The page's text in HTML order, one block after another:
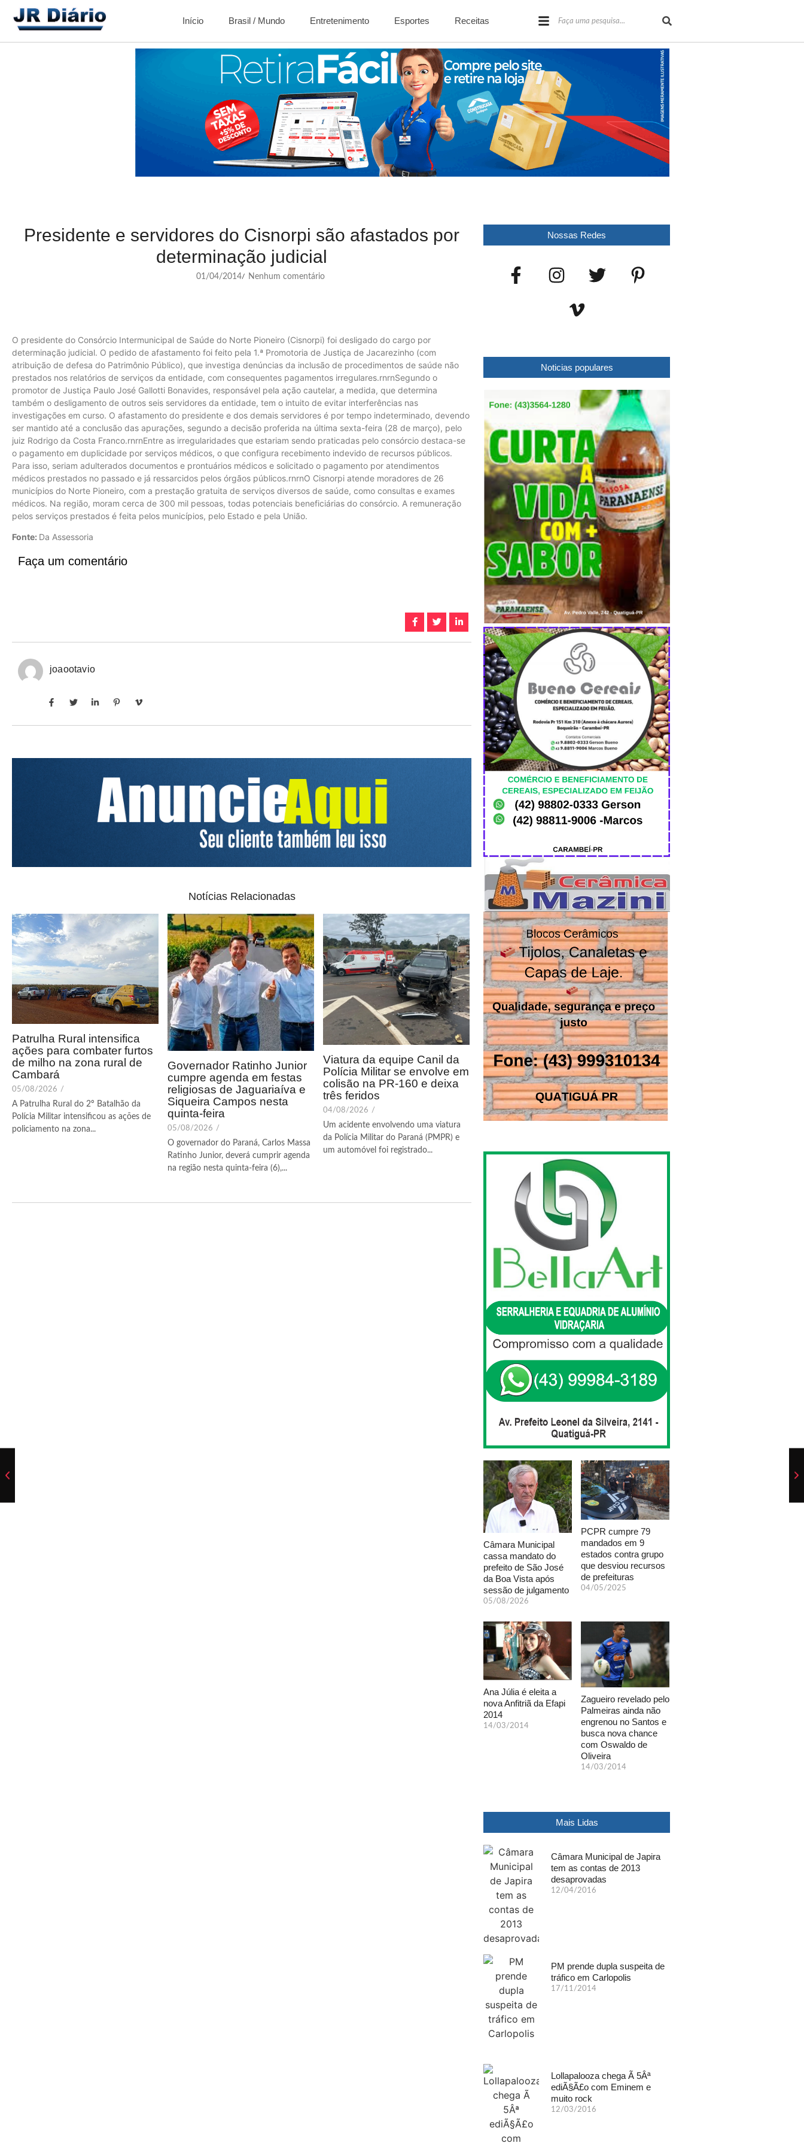
Início Brasil / Mundo Entretenimento Esportes Receitas
Presidente e servidores do Cisnorpi são afastados por
determinação judicial
01/04/2014/ Nenhum comentário
O presidente do Consórcio Intermunicipal de Saúde do Norte Pioneiro (Cisnorpi) foi desligado do cargo por
determinação judicial. O pedido de afastamento foi feito pela 1.ª Promotoria de Justiça de Jacarezinho (com
atribuição de defesa do Patrimônio Público), que investiga denúncias da inclusão de procedimentos de saúde não
prestados nos relatórios de serviços da entidade, com consequentes pagamentos irregulares.rnrnSegundo o
promotor de Justiça Paulo José Gallotti Bonavides, responsável pela ação cautelar, a medida, que determina
também o desligamento de outros seis servidores da entidade, tem o intuito de evitar interferências nas
investigações em curso. O afastamento do presidente e dos demais servidores é por tempo indeterminado, devendo
ser mantido até a conclusão das apurações, segundo a decisão proferida na última sexta-feira (28 de março), pelo
juiz Rodrigo da Costa Franco.rnrnEntre as irregularidades que estariam sendo praticadas pelo consórcio destaca-se
o pagamento em duplicidade por serviços médicos, o que configura recebimento indevido de recursos públicos.
Para isso, seriam adulterados documentos e prontuários médicos e solicitado o pagamento por atendimentos
médicos prestados no passado e já ressarcidos pelos órgãos públicos.rnrnO Cisnorpi atende moradores de 26
municípios do Norte Pioneiro, com a prestação gratuita de serviços diversos de saúde, como consultas e exames
médicos. Na região, moram cerca de 300 mil pessoas, todas potenciais beneficiárias do consórcio. A remuneração
pelos serviços prestados é feita pelos municípios, pelo Estado e pela União.
Fonte: Da Assessoria
Faça um comentário
joaootavio
Notícias Relacionadas
Patrulha Rural intensifica
ações para combater furtos
de milho na zona rural de
Cambará
05/08/2026 /
A Patrulha Rural do 2º Batalhão da
Polícia Militar intensificou as ações de
policiamento na zona...
Governador Ratinho Junior
cumpre agenda em festas
religiosas de Jaguariaíva e
Siqueira Campos nesta
quinta-feira
05/08/2026 /
O governador do Paraná, Carlos Massa
Ratinho Junior, deverá cumprir agenda
na região nesta quinta-feira (6),...
Viatura da equipe Canil da
Polícia Militar se envolve em
colisão na PR-160 e deixa
três feridos
04/08/2026 /
Um acidente envolvendo uma viatura
da Polícia Militar do Paraná (PMPR) e
um automóvel foi registrado...
Nossas Redes
Noticias populares
Câmara Municipal
cassa mandato do
prefeito de São José
da Boa Vista após
sessão de julgamento
05/08/2026
PCPR cumpre 79
mandados em 9
estados contra grupo
que desviou recursos
de prefeituras
04/05/2025
Ana Júlia é eleita a
nova Anfitriã da Efapi
2014
14/03/2014
Zagueiro revelado pelo
Palmeiras ainda não
engrenou no Santos e
busca nova chance
com Oswaldo de
Oliveira
14/03/2014
Mais Lidas
Câmara Municipal de Japira
tem as contas de 2013
desaprovadas
12/04/2016
PM prende dupla suspeita de
tráfico em Carlopolis
17/11/2014
Lollapalooza chega Ã 5Âª
ediÃ§Ã£o com Eminem e
muito rock
12/03/2016